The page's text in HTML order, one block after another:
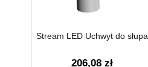
Stream LED Uchwyt do słupa
206,08 zł